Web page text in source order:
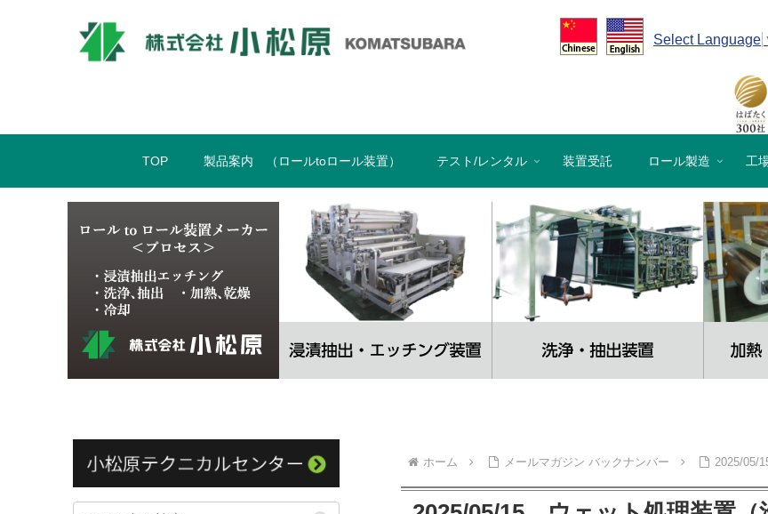
Select Language
TOP 製品案内 （ロールtoロール装置） テスト/レンタル 装置受託 ロール製造 工
ホーム メールマガジン バックナンバー 2025/05/